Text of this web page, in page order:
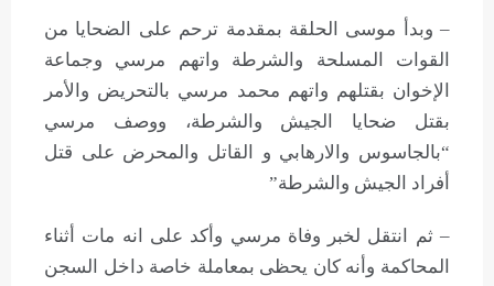
– وبدأ موسى الحلقة بمقدمة ترحم على الضحايا من
القوات المسلحة والشرطة واتهم مرسي وجماعة
الإخوان بقتلهم واتهم محمد مرسي بالتحريض والأمر
بقتل ضحايا الجيش والشرطة، ووصف مرسي
“بالجاسوس والارهابي و القاتل والمحرض على قتل
أفراد الجيش والشرطة”
– ثم انتقل لخبر وفاة مرسي وأكد على انه مات أثناء
المحاكمة وأنه كان يحظى بمعاملة خاصة داخل السجن